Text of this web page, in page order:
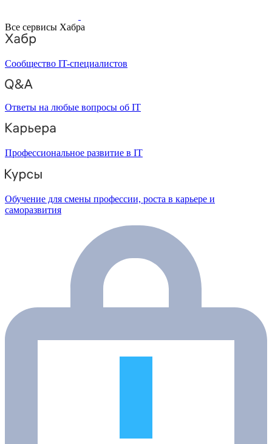
Все сервисы Хабра
Сообщество IT-специалистов
Ответы на любые вопросы об IT
Профессиональное развитие в IT
Обучение для смены профессии, роста в карьере и
саморазвития